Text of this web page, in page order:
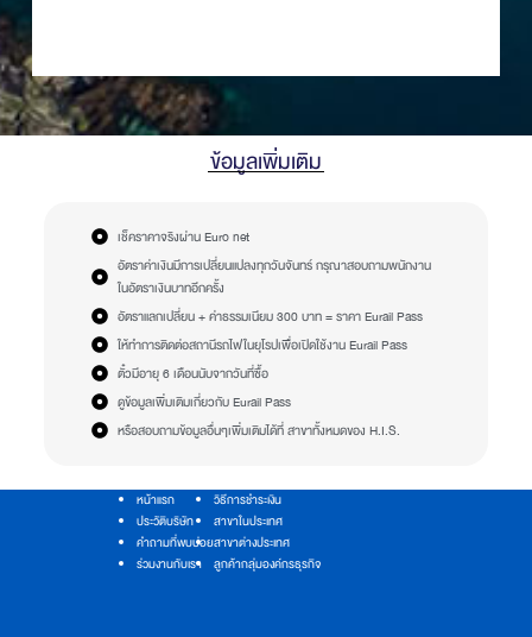
ข้อมูลเพิ่มเติม
เช็คราคาจริงผ่าน Euro net
อัตราค่าเงินมีการเปลี่ยนแปลงทุกวันจันทร์ กรุณาสอบถามพนักงาน
ในอัตราเงินบาทอีกครั้ง
อัตราแลกเปลี่ยน + ค่าธรรมเนียม 300 บาท = ราคา Eurail Pass
ให้ทำการติดต่อสถานีรถไฟในยุโรปเพื่อเปิดใช้งาน Eurail Pass
ตั๋วมีอายุ 6 เดือนนับจากวันที่ซื้อ
ดูข้อมูลเพิ่มเติมเกี่ยวกับ Eurail Pass
หรือสอบถามข้อมูลอื่นๆเพิ่มเติมได้ที่ สาขาทั้งหมดของ H.I.S.
หน้าแรก
ประวัติบริษัท
คำถามที่พบบ่อย
ร่วมงานกับเรา
วิธีการชำระเงิน
สาขาในประเทศ
สาขาต่างประเทศ
ลูกค้ากลุ่มองค์กรธุรกิจ